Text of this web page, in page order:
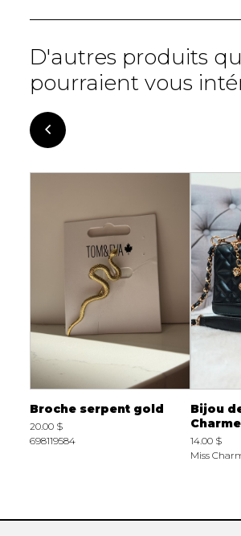
D'autres produits
pourraient vous
Broche serpent gold
20.00 $
698119584
Bijou
14.00 $
Miss